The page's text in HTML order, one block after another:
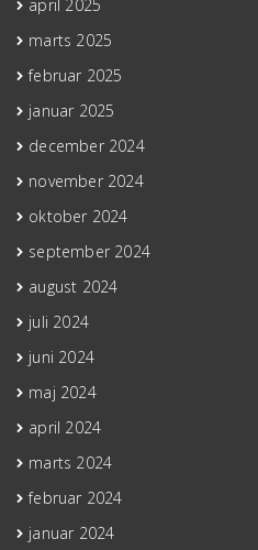
april 2025
marts 2025
februar 2025
januar 2025
december 2024
november 2024
oktober 2024
september 2024
august 2024
juli 2024
juni 2024
maj 2024
april 2024
marts 2024
februar 2024
januar 2024